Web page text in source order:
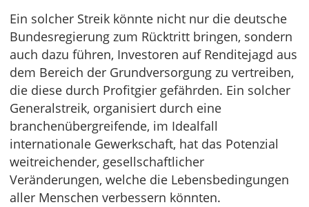
Ein solcher Streik könnte nicht nur die deutsche
Bundesregierung zum Rücktritt bringen, sondern
auch dazu führen, Investoren auf Renditejagd aus
dem Bereich der Grundversorgung zu vertreiben,
die diese durch Profitgier gefährden. Ein solcher
Generalstreik, organisiert durch eine
branchenübergreifende, im Idealfall
internationale Gewerkschaft, hat das Potenzial
weitreichender, gesellschaftlicher
Veränderungen, welche die Lebensbedingungen
aller Menschen verbessern könnten.